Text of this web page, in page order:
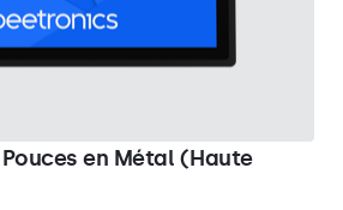
en Métal (Haute